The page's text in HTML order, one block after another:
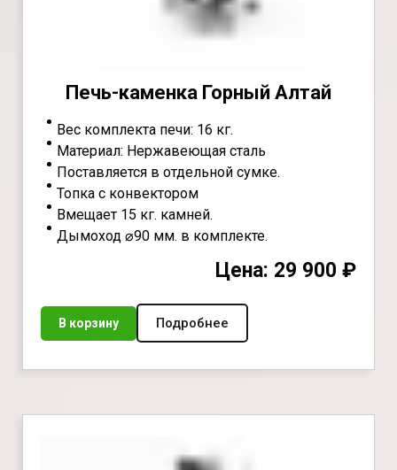
Печь-каменка Горный Алтай
Вес комплекта печи: 16 кг.
Материал: Нержавеющая сталь
Поставляется в отдельной сумке.
Топка с конвектором
Вмещает 15 кг. камней.
Дымоход ⌀90 мм. в комплекте.
Цена: 29 900 ₽
В корзину Подробнее